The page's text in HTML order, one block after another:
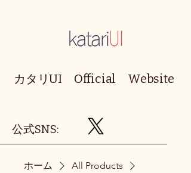
カタリUI Official Website
​公式SNS:
ホーム
All Products